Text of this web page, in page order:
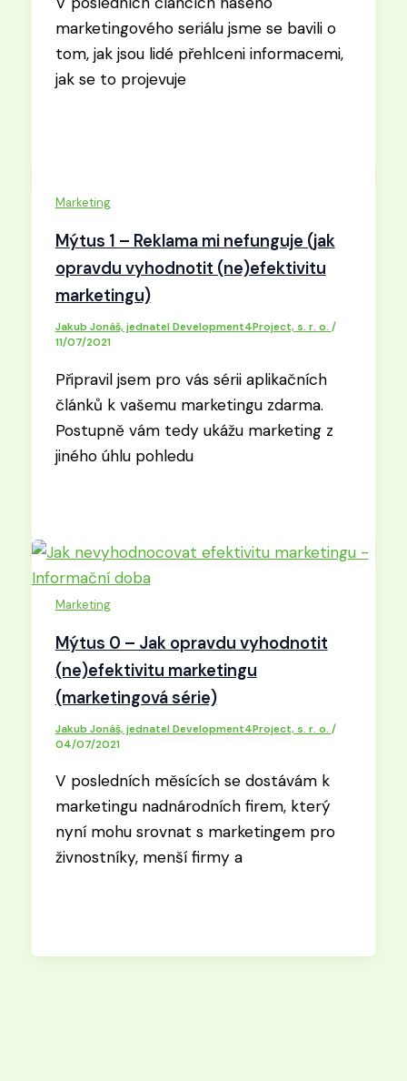
marketingového seriálu jsme se bavili o
tom, jak jsou lidé přehlceni informacemi,
jak se to projevuje
Marketing
Mýtus 1 – Reklama mi nefunguje (jak
opravdu vyhodnotit (ne)efektivitu
marketingu)
Jakub Jonáš, jednatel Development4Project, s. r. o. /
11/07/2021
Připravil jsem pro vás sérii aplikačních
článků k vašemu marketingu zdarma.
Postupně vám tedy ukážu marketing z
jiného úhlu pohledu
Marketing
Mýtus 0 – Jak opravdu vyhodnotit
(ne)efektivitu marketingu
(marketingová série)
Jakub Jonáš, jednatel Development4Project, s. r. o. /
04/07/2021
V posledních měsících se dostávám k
marketingu nadnárodních firem, který
nyní mohu srovnat s marketingem pro
živnostníky, menší firmy a